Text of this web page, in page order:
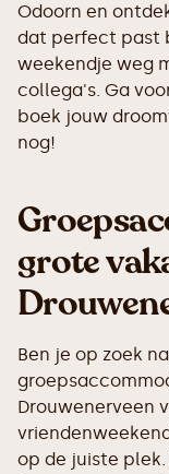
Odoorn en
dat perfect past
weekendje weg
collega's. Ga
boek jouw
nog!
grote
Ben je op zoek
Drouwenerveen
op de juiste